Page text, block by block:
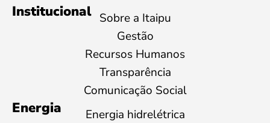
Institucional Sobre a Itaipu
Gestão
Recursos Humanos
Transparência
Comunicação Social
Energia
Energia hidrelétrica